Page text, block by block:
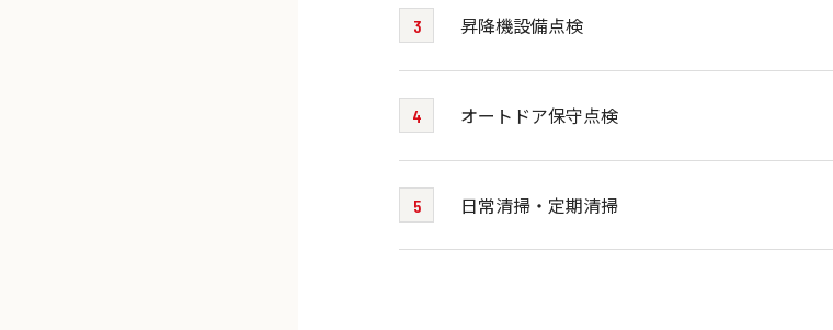
昇降機設備点検
オートドア保守点検
日常清掃・定期清掃